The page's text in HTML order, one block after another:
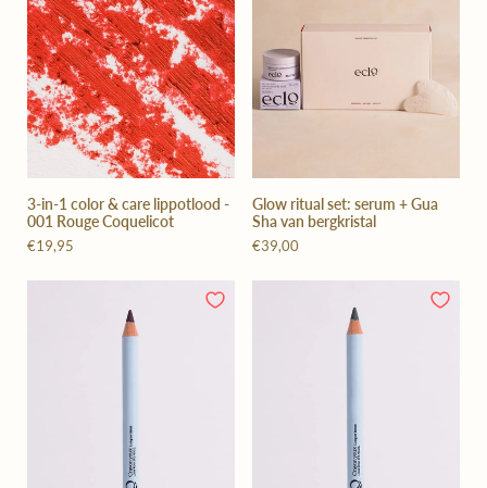
3-in-1 color & care lippotlood -
001 Rouge Coquelicot
€19,95
Glow ritual set: serum + Gua
Sha van bergkristal
€39,00